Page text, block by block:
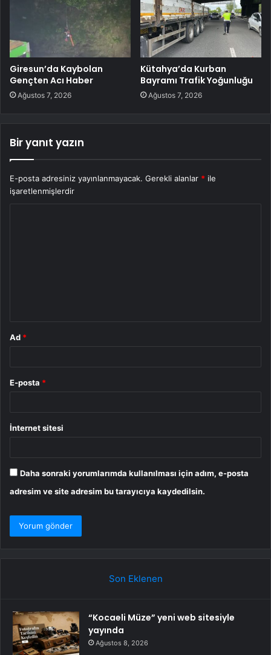
Giresun’da Kaybolan
Gençten Acı Haber
Ağustos 7, 2026
Kütahya’da Kurban
Bayramı Trafik Yoğunluğu
Ağustos 7, 2026
Bir yanıt yazın
E-posta adresiniz yayınlanmayacak. Gerekli alanlar * ile
işaretlenmişlerdir
Ad *
E-posta *
İnternet sitesi
Daha sonraki yorumlarımda kullanılması için adım, e-posta
adresim ve site adresim bu tarayıcıya kaydedilsin.
Son Eklenen
“Kocaeli Müze” yeni web sitesiyle
yayında
Ağustos 8, 2026